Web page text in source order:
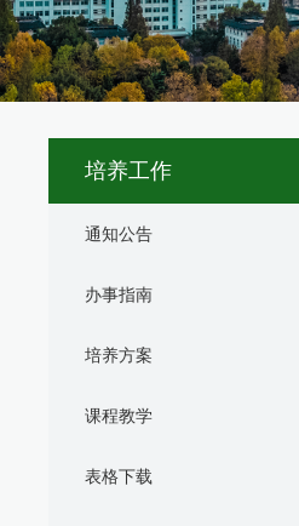
培养工作
通知公告
办事指南
培养方案
课程教学
表格下载